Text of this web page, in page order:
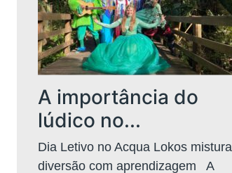
A importância do
lúdico no...
Dia Letivo no Acqua Lokos mistura
diversão com aprendizagem A